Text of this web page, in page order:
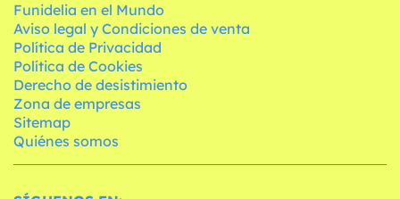
Funidelia en el Mundo
Aviso legal y Condiciones de venta
Política de Privacidad
Política de Cookies
Derecho de desistimiento
Zona de empresas
Sitemap
Quiénes somos